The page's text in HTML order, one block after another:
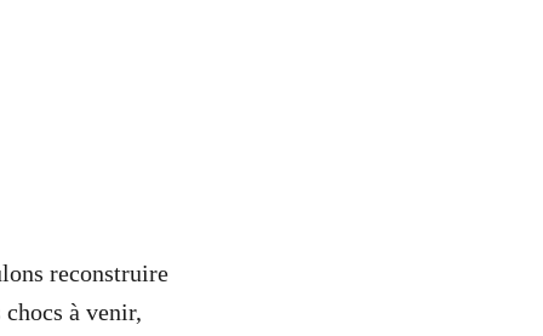
reconstruire
à venir,